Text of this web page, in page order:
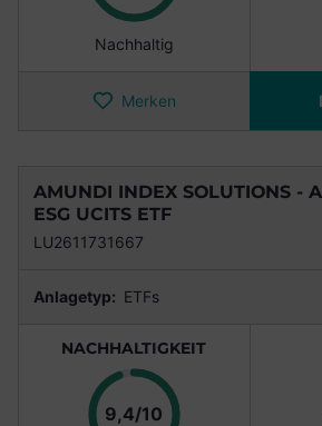
Nachhaltig
Merken
AMUNDI INDEX SOLUTIONS -
ESG UCITS ETF
LU2611731667
Anlagetyp: ETFs
NACHHALTIGKEIT
9,4/10 Punkte